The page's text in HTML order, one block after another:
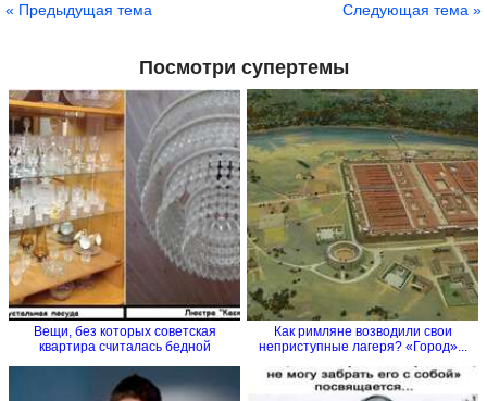
« Предыдущая тема Следующая тема »
Посмотри супертемы
Вещи, без которых советская
квартира считалась бедной
Как римляне возводили свои
неприступные лагеря? «Город»...